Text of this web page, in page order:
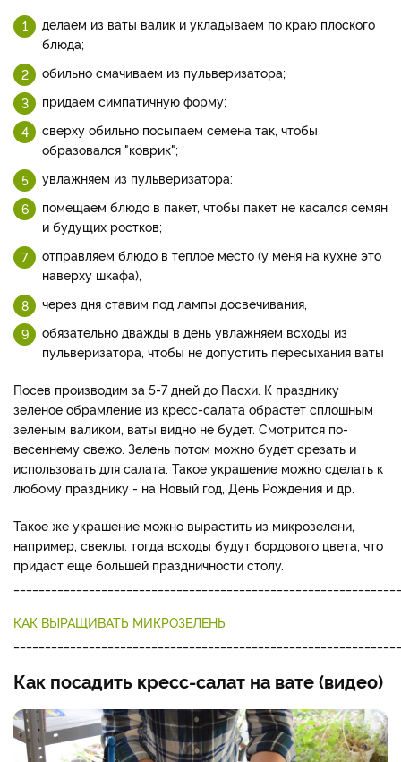
делаем из ваты валик и укладываем по краю плоского
блюда;
обильно смачиваем из пульверизатора;
придаем симпатичную форму;
сверху обильно посыпаем семена так, чтобы
образовался "коврик";
увлажняем из пульверизатора:
помещаем блюдо в пакет, чтобы пакет не касался семян
и будущих ростков;
отправляем блюдо в теплое место (у меня на кухне это
наверху шкафа),
через дня ставим под лампы досвечивания,
обязательно дважды в день увлажняем всходы из
пульверизатора, чтобы не допустить пересыхания ваты
Посев производим за 5-7 дней до Пасхи. К празднику
зеленое обрамление из кресс-салата обрастет сплошным
зеленым валиком, ваты видно не будет. Смотрится по-
весеннему свежо. Зелень потом можно будет срезать и
использовать для салата. Такое украшение можно сделать к
любому празднику - на Новый год, День Рождения и др.
Такое же украшение можно вырастить из микрозелени,
например, свеклы. тогда всходы будут бордового цвета, что
придаст еще большей праздничности столу.
КАК ВЫРАЩИВАТЬ МИКРОЗЕЛЕНЬ
Как посадить кресс-салат на вате (видео)